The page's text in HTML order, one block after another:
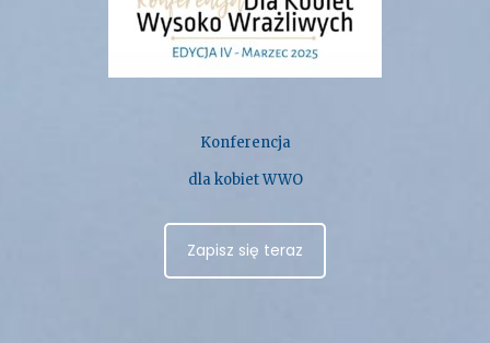
Konferencja
dla kobiet WWO
Zapisz się teraz